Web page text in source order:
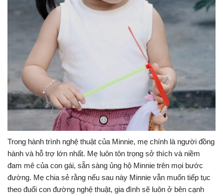
Trong hành trình nghệ thuật của Minnie, mẹ chính là người đồng
hành và hỗ trợ lớn nhất. Mẹ luôn tôn trọng sở thích và niềm
đam mê của con gái, sẵn sàng ủng hộ Minnie trên mọi bước
đường. Mẹ chia sẻ rằng nếu sau này Minnie vẫn muốn tiếp tục
theo đuổi con đường nghệ thuật, gia đình sẽ luôn ở bên cạnh